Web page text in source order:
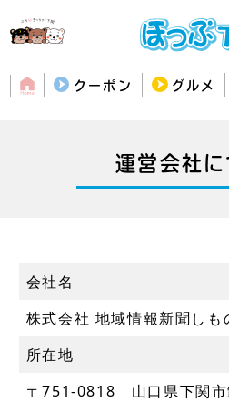
クーポン グルメ
運営会社に
会社名
株式会社 地域情報新聞しも
所在地
〒751-0818 山口県下関市